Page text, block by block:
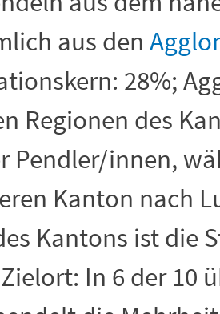
aus den
28%;
Regionen des
Pendler/innen,
Kanton nach
Kantons ist die
In 6 der 10